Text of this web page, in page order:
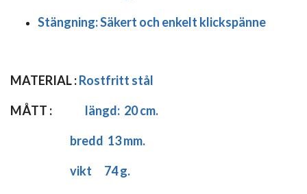
Stängning:Säkert och enkelt klickspänne
MATERIAL :Rostfritt stål
MÅTT :
längd: 20 cm.
bredd 13 mm.
vikt 74 g.